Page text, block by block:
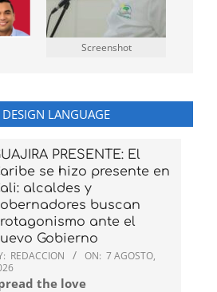
Screenshot
LANGUAGE
PRESENTE: El
se hizo presente en
alcaldes y
buscan
ante el
Gobierno
REDACCION ON: 7 AGOSTO,
the love